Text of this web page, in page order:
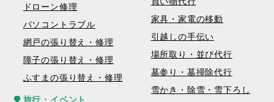
ドローン修理
パソコントラブル
網戸の張り替え・修理
障子の張り替え・修理
ふすまの張り替え・修理
旅行・イベント
家具・家電の移動
引越しの手伝い
場所取り・並び代行
墓参り・墓掃除代行
雪かき・除雪・雪下ろし